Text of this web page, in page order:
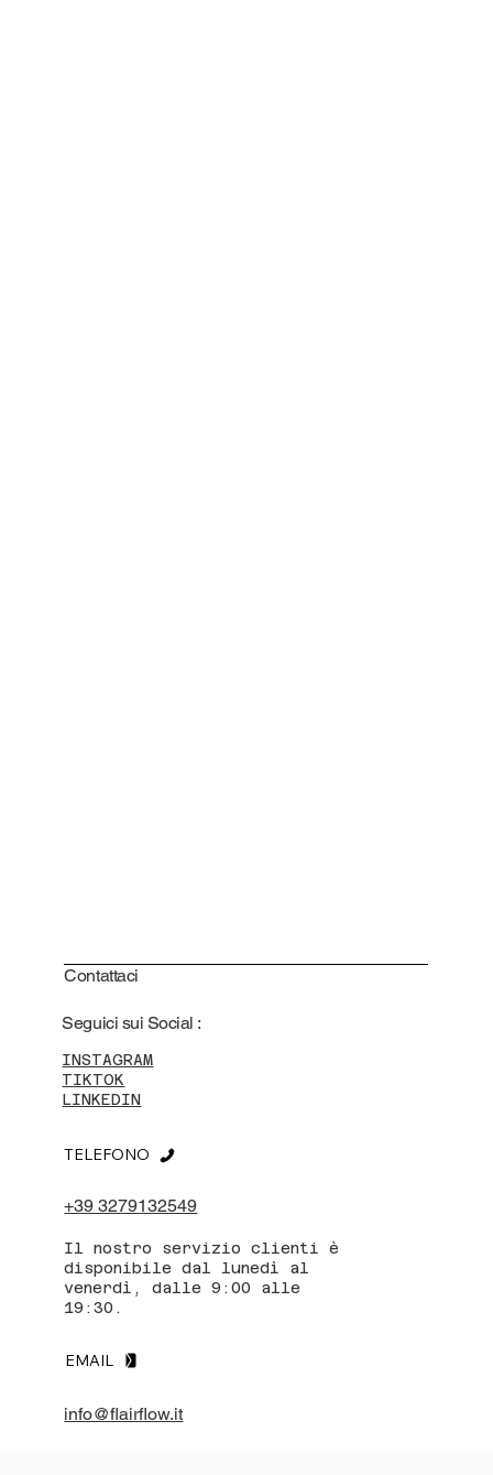
Contattaci
INSTAGRAM
TIKTOK
LINKEDIN
Seguici sui Social :
+39 3279132549
TELEFONO
Il nostro servizio clienti è
disponibile dal lunedì al
venerdì, dalle 9:00 alle
19:30.
EMAIL
info@flairflow.it